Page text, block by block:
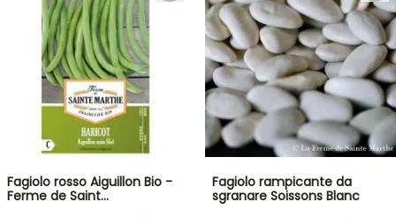
Fagiolo rosso Aiguillon Bio -
Ferme de Saint…
Fagiolo rampicante da
sgranare Soissons Blanc